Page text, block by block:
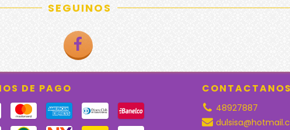
SEGUINOS
DE PAGO CONTACTANOS
48927887